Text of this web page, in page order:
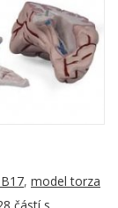
, model torza